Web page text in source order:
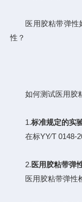
医用胶粘带弹性好
性？
如何测试医用胶
1.标准规定的实
在标YY∕T 0148-
2.医用胶粘带弹
医用胶粘带弹性检